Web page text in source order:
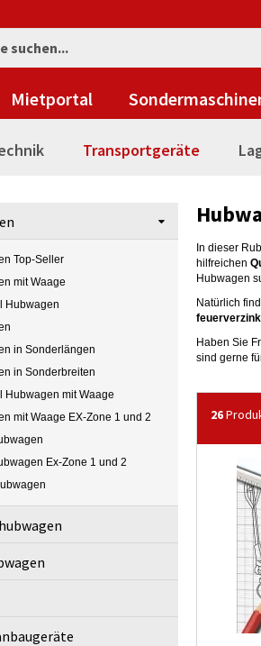
Mietportal
Transportgeräte
Top-Seller
mit Waage
Hubwagen
in Sonderlängen
in Sonderbreiten
Hubwagen mit Waage
mit Waage EX-Zone 1 und 2
Ex-Zone 1 und 2
In dieser
hilfreichen
Hubwagen
Natürlich
Haben Sie
sind gerne
26